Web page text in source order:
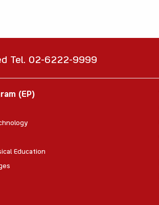
Tel. 02-6222-9999
(EP)
Education